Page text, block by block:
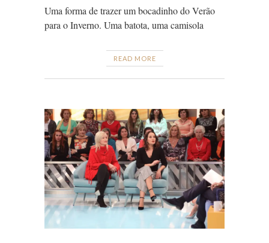
Uma forma de trazer um bocadinho do Verão
para o Inverno. Uma batota, uma camisola
READ MORE